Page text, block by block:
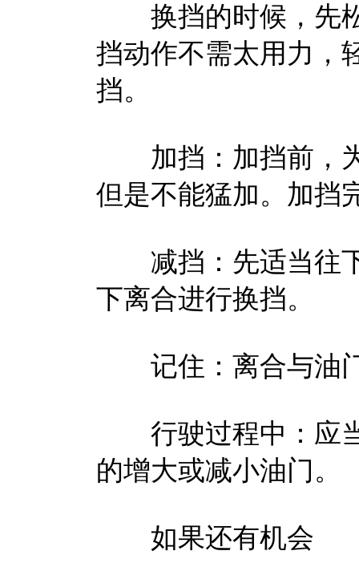
换挡的时候，先松
挡动作不需太用力，
挡。
加挡：加挡前，为
但是不能猛加。加挡
减挡：先适当往下
下离合进行换挡。
记住：离合与油
行驶过程中：应当
的增大或减小油门。
如果还有机会